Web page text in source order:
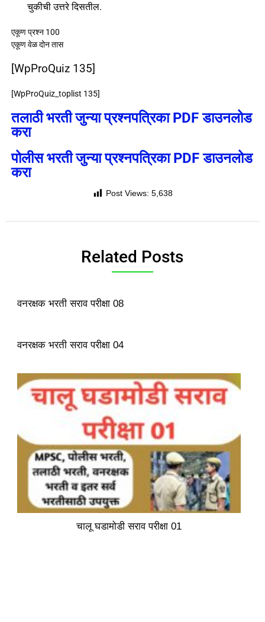
चुकीची उत्तरे दिसतील.
एकूण प्रश्न 100
एकूण वेळ दोन तास
[WpProQuiz 135]
[WpProQuiz_toplist 135]
तलाठी भरती जुन्या प्रश्नपत्रिका PDF डाउनलोड
करा
पोलीस भरती जुन्या प्रश्नपत्रिका PDF डाउनलोड
करा
Post Views: 5,638
Related Posts
वनरक्षक भरती सराव परीक्षा 08
वनरक्षक भरती सराव परीक्षा 04
चालू घडामोडी सराव परीक्षा 01